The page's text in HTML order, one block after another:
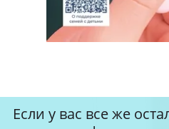
Если у вас все же